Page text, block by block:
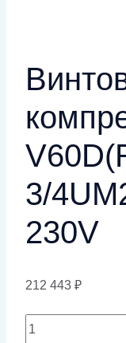
3/
230V
212 443 ₽
Количество